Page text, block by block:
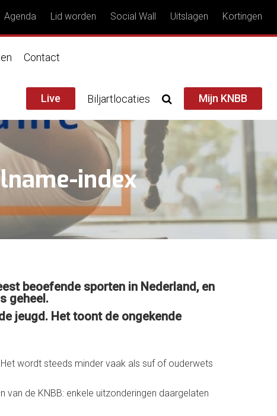
Agenda Lid worden Social Wall Uitslagen Kortingen
Contact
Live Biljartlocaties Mijn KNBB
index
beoefende sporten in Nederland, en
geheel.
jeugd. Het toont de ongekende
wordt steeds minder vaak als suf of ouderwets
de KNBB: enkele uitzonderingen daargelaten